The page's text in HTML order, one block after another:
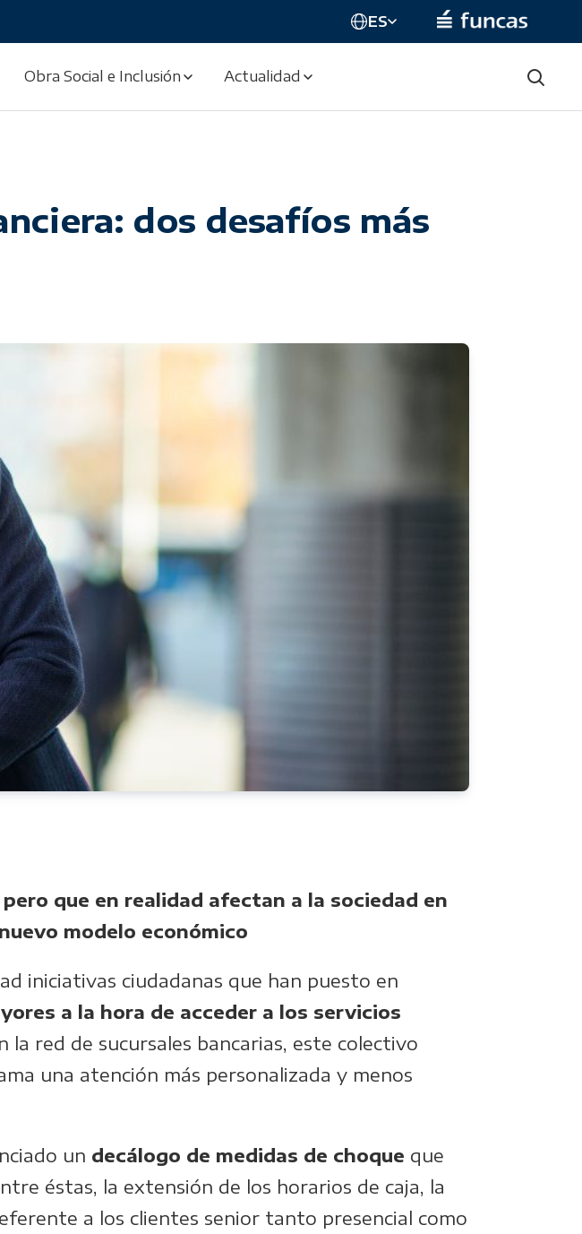
ES
Obra Social e Inclusión Actualidad
dos desafíos más
que en realidad afectan a la sociedad en
modelo económico
iniciativas ciudadanas que han puesto en
a la hora de acceder a los servicios
red de sucursales bancarias, este colectivo
una atención más personalizada y menos
un decálogo de medidas de choque que
éstas, la extensión de los horarios de caja, la
a los clientes senior tanto presencial como